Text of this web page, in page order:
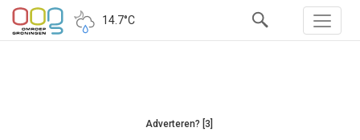
14.7°C
Adverteren? [3]